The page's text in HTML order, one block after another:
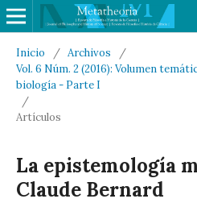
Inicio / Archivos
/
Vol. 6 Núm. 2 (2016): Volumen
biología - Parte I
/
Artículos
La epistemología
Claude Bernard